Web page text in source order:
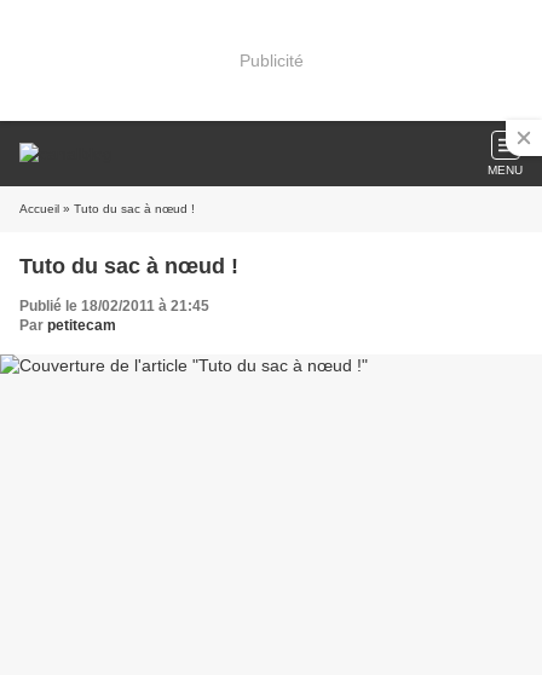
Publicité
MENU
Accueil » Tuto du sac à nœud !
Tuto du sac à nœud !
Publié le 18/02/2011 à 21:45
Par petitecam